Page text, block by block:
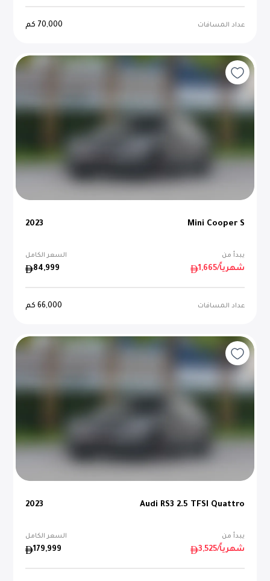
عداد المسافات 70,000 كم
Mini Cooper S
2023
يبدأ من السعر الكامل
1,665 /شهرياً 84,999
عداد المسافات 66,000 كم
Audi RS3 2.5 TFSI Quattro
2023
يبدأ من السعر الكامل
3,525 /شهرياً 179,999